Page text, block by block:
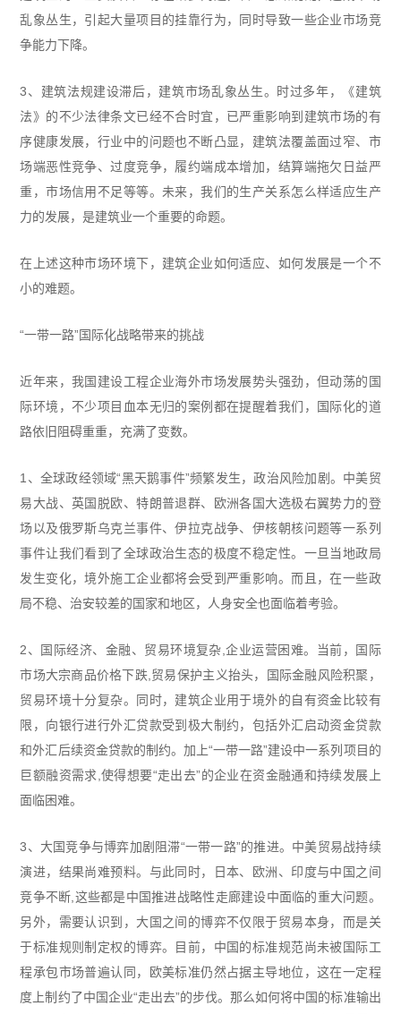
乱象丛生，引起大量项目的挂靠行为，同时导致一些企业市场竞
争能力下降。
3、建筑法规建设滞后，建筑市场乱象丛生。时过多年，《建筑
法》的不少法律条文已经不合时宜，已严重影响到建筑市场的有
序健康发展，行业中的问题也不断凸显，建筑法覆盖面过窄、市
场端恶性竞争、过度竞争，履约端成本增加，结算端拖欠日益严
重，市场信用不足等等。未来，我们的生产关系怎么样适应生产
力的发展，是建筑业一个重要的命题。
在上述这种市场环境下，建筑企业如何适应、如何发展是一个不
小的难题。
“一带一路”国际化战略带来的挑战
近年来，我国建设工程企业海外市场发展势头强劲，但动荡的国
际环境，不少项目血本无归的案例都在提醒着我们，国际化的道
路依旧阻碍重重，充满了变数。
1、全球政经领域“黑天鹅事件”频繁发生，政治风险加剧。中美贸
易大战、英国脱欧、特朗普退群、欧洲各国大选极右翼势力的登
场以及俄罗斯乌克兰事件、伊拉克战争、伊核朝核问题等一系列
事件让我们看到了全球政治生态的极度不稳定性。一旦当地政局
发生变化，境外施工企业都将会受到严重影响。而且，在一些政
局不稳、治安较差的国家和地区，人身安全也面临着考验。
2、国际经济、金融、贸易环境复杂,企业运营困难。当前，国际
市场大宗商品价格下跌,贸易保护主义抬头，国际金融风险积聚，
贸易环境十分复杂。同时，建筑企业用于境外的自有资金比较有
限，向银行进行外汇贷款受到极大制约，包括外汇启动资金贷款
和外汇后续资金贷款的制约。加上“一带一路”建设中一系列项目的
巨额融资需求,使得想要“走出去”的企业在资金融通和持续发展上
面临困难。
3、大国竞争与博弈加剧阻滞“一带一路”的推进。中美贸易战持续
演进，结果尚难预料。与此同时，日本、欧洲、印度与中国之间
竞争不断,这些都是中国推进战略性走廊建设中面临的重大问题。
另外，需要认识到，大国之间的博弈不仅限于贸易本身，而是关
于标准规则制定权的博弈。目前，中国的标准规范尚未被国际工
程承包市场普遍认同，欧美标准仍然占据主导地位，这在一定程
度上制约了中国企业“走出去”的步伐。那么如何将中国的标准输出